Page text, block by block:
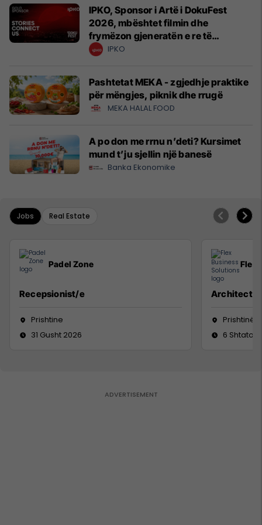
IPKO, Sponsor i Artë i DokuFest
2026, mbështet filmin dhe
frymëzon gjeneratën e re të
krijuesve
IPKO
Pashtetat MEKA - zgjedhje praktike
për mëngjes, piknik dhe rrugë
MEKA HALAL FOOD
A po don me rrnu n’deti? Kursimet
mund t’ju sjellin një banesë
Banka Ekonomike
Jobs Real Estate
Padel Zone
Recepsionist/e
Prishtine
31 Gusht 2026
Flex
Architect
Prishtinë
6 Shtator